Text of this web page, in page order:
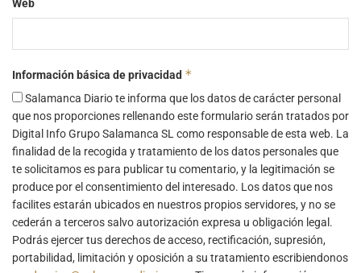
Web
Información básica de privacidad *
Salamanca Diario te informa que los datos de carácter personal
que nos proporciones rellenando este formulario serán tratados por
Digital Info Grupo Salamanca SL como responsable de esta web. La
finalidad de la recogida y tratamiento de los datos personales que
te solicitamos es para publicar tu comentario, y la legitimación se
produce por el consentimiento del interesado. Los datos que nos
facilites estarán ubicados en nuestros propios servidores, y no se
cederán a terceros salvo autorización expresa u obligación legal.
Podrás ejercer tus derechos de acceso, rectificación, supresión,
portabilidad, limitación y oposición a su tratamiento escribiendonos